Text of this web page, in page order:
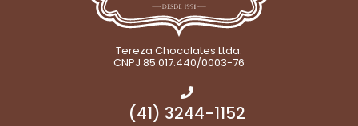
Tereza Chocolates Ltda.
CNPJ 85.017.440/0003-76
(41) 3244-1152